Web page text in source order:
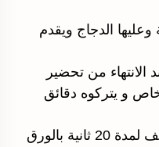
الدجاج ويقدم
من تحضير
و يتركوه دقائق
بالورق